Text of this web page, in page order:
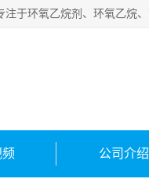
公司介绍